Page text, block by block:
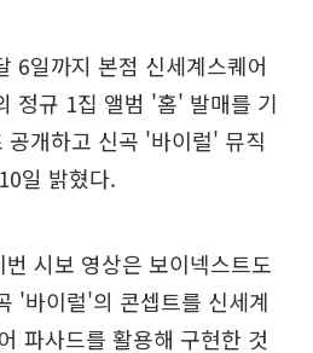
6일까지 본점 신세계스퀘어
정규 1집 앨범 '홈' 발매를 기
공개하고 신곡 '바이럴' 뮤직
일 밝혔다.
시보 영상은 보이넥스트도
'바이럴'의 콘셉트를 신세계
파사드를 활용해 구현한 것